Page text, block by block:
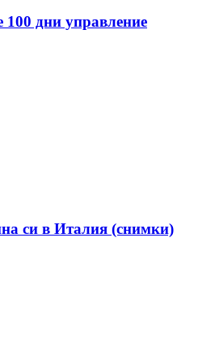
100 дни управление
си в Италия (снимки)